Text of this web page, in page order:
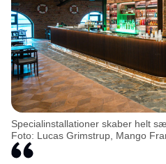
Specialinstallationer skaber helt
Foto: Lucas Grimstrup, Mango